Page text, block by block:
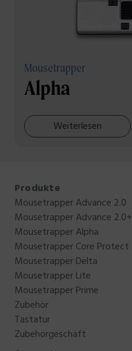
Mousetrapper
Alpha
Weiterlesen
Produkte
Mousetrapper Advance 2.0
Mousetrapper Advance 2.0+
Mousetrapper Alpha
Mousetrapper Core Protect
Mousetrapper Delta
Mousetrapper Lite
Mousetrapper Prime
Zubehör
Tastatur
Zubehörgeschäft